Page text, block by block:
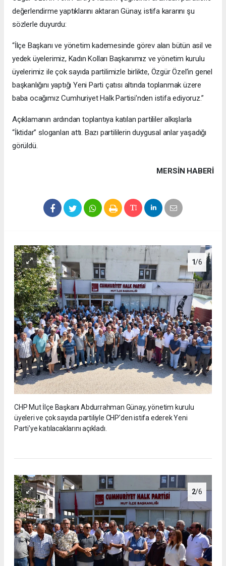
değerlendirme yaptıklarını aktaran Günay, istifa kararını şu
sözlerle duyurdu:
“İlçe Başkanı ve yönetim kademesinde görev alan bütün asil ve
yedek üyelerimiz, Kadın Kolları Başkanımız ve yönetim kurulu
üyelerimiz ile çok sayıda partilimizle birlikte, Özgür Özel’in genel
başkanlığını yaptığı Yeni Parti çatısı altında toplanmak üzere
baba ocağımız Cumhuriyet Halk Partisi’nden istifa ediyoruz.”
Açıklamanın ardından toplantıya katılan partililer alkışlarla
“İktidar” sloganları attı. Bazı partililerin duygusal anlar yaşadığı
görüldü.
MERSIN HABERİ
1/6
CHP Mut İlçe Başkanı Abdurrahman Günay, yönetim kurulu
üyeleri ve çok sayıda partiliyle CHP’den istifa ederek Yeni
Parti’ye katılacaklarını açıkladı.
2/6